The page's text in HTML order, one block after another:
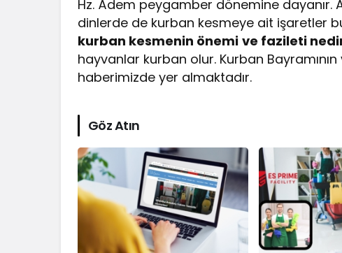
Hz. Âdem peygamber dönemine dayanır.
dinlerde de kurban kesmeye ait işaretler
kurban kesmenin önemi ve fazileti
hayvanlar kurban olur. Kurban
haberimizde yer almaktadır.
Göz Atın